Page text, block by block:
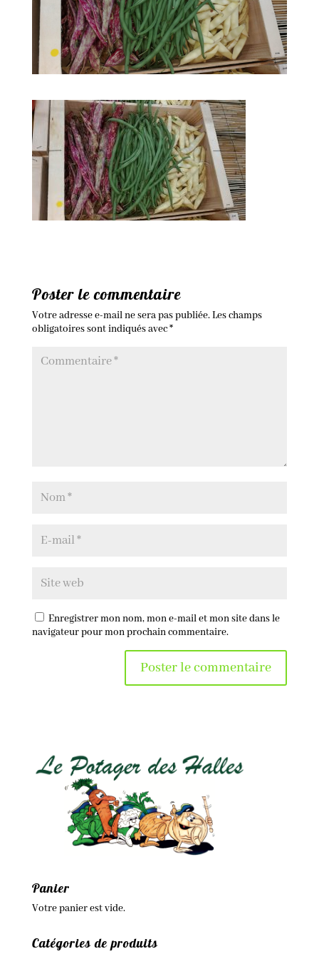
Poster le commentaire
Votre adresse e-mail ne sera pas publiée.Les champs
obligatoires sont indiqués avec*
Enregistrer mon nom, mon e-mail et mon site dans le
navigateur pour mon prochain commentaire.
Panier
Votre panier est vide.
Catégories de produits